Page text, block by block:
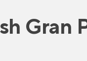
Gran